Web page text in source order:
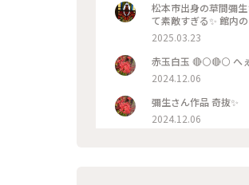
松本市出身の草間彌
て素敵すぎる✨ 館内
2025.03.23
赤玉白玉
2024.12.06
彌生さん作品 奇抜✨
2024.12.06